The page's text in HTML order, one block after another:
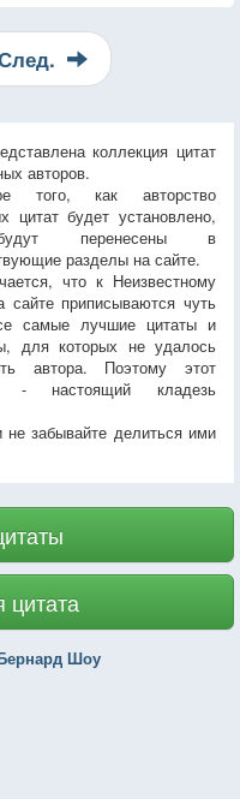
коллекция цитат
авторов.
того, как авторство
цитат будет установлено,
перенесены в
разделы на сайте.
что к Неизвестному
сайте приписываются чуть
самые лучшие цитаты и
для которых не удалось
автора. Поэтому этот
- настоящий кладезь
забывайте делиться ими
цитата
Шоу